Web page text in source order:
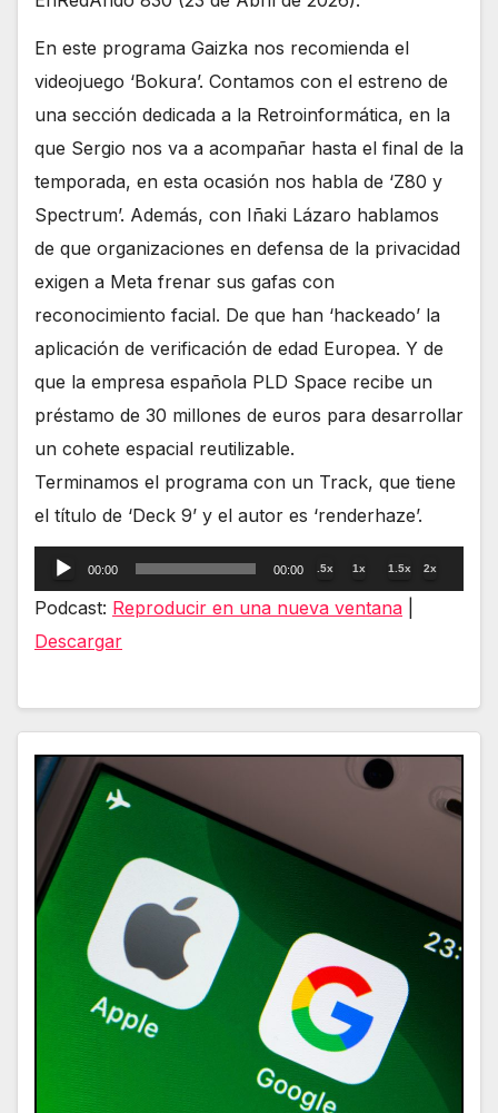
En este programa Gaizka nos recomienda el
videojuego ‘Bokura’. Contamos con el estreno de
una sección dedicada a la Retroinformática, en la
que Sergio nos va a acompañar hasta el final de la
temporada, en esta ocasión nos habla de ‘Z80 y
Spectrum’. Además, con Iñaki Lázaro hablamos
de que organizaciones en defensa de la privacidad
exigen a Meta frenar sus gafas con
reconocimiento facial. De que han ‘hackeado’ la
aplicación de verificación de edad Europea. Y de
que la empresa española PLD Space recibe un
préstamo de 30 millones de euros para desarrollar
un cohete espacial reutilizable.
Terminamos el programa con un Track, que tiene
el título de ‘Deck 9’ y el autor es ‘renderhaze’.
Reproductor
de
00:00 00:00 .5x 1x 1.5x 2x
Podcast: Reproducir en una nueva ventana
Descargar